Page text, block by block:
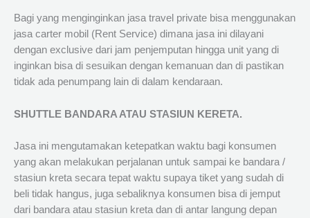
Bagi yang menginginkan jasa travel private bisa menggunakan
jasa carter mobil (Rent Service) dimana jasa ini dilayani
dengan exclusive dari jam penjemputan hingga unit yang di
inginkan bisa di sesuikan dengan kemanuan dan di pastikan
tidak ada penumpang lain di dalam kendaraan.
SHUTTLE BANDARA ATAU STASIUN KERETA.
Jasa ini mengutamakan ketepatkan waktu bagi konsumen
yang akan melakukan perjalanan untuk sampai ke bandara /
stasiun kreta secara tepat waktu supaya tiket yang sudah di
beli tidak hangus, juga sebaliknya konsumen bisa di jemput
dari bandara atau stasiun kreta dan di antar langung depan